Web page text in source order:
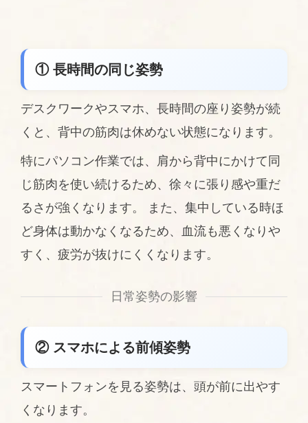
① 長時間の同じ姿勢
デスクワークやスマホ、長時間の座り姿勢が続
くと、背中の筋肉は休めない状態になります。
特にパソコン作業では、肩から背中にかけて同
じ筋肉を使い続けるため、徐々に張り感や重だ
るさが強くなります。 また、集中している時ほ
ど身体は動かなくなるため、血流も悪くなりや
すく、疲労が抜けにくくなります。
日常姿勢の影響
② スマホによる前傾姿勢
スマートフォンを見る姿勢は、頭が前に出やす
くなります。